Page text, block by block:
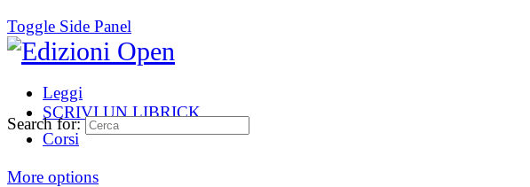
Toggle Side Panel
Leggi
SCRIVI UN LIBRICK
Corsi
More options
Search for: